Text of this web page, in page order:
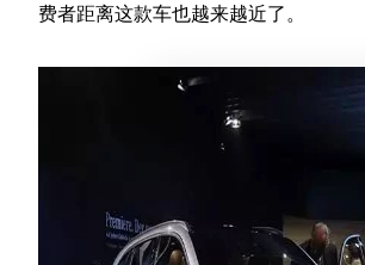
费者距离这款车也越来越近了。